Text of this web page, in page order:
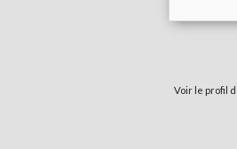
Voir le profil